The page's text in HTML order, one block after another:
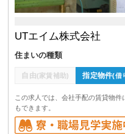
UTエイム株式会社
住まいの種類
自由(家賃補助) 指定物件(借
この求人では、会社手配の賃貸物
もできます。